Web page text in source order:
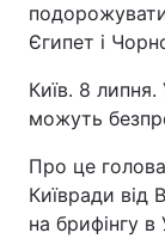
Головна
Україна
Екологія
Єгипет і
Київ. 8
можуть
Про це
Київради від
на брифінгу в